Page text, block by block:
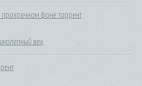
фоне торрент
век